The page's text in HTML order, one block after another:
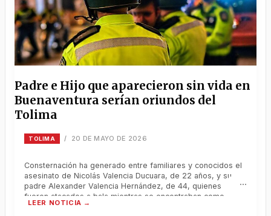
Padre e Hijo que aparecieron sin vida en
Buenaventura serían oriundos del
Tolima
TOLIMA / 20 DE MAYO DE 2026
Consternación ha generado entre familiares y conocidos el
asesinato de Nicolás Valencia Ducuara, de 22 años, y su
padre Alexander Valencia Hernández, de 44, quienes
fueron atacados a bala mientras se encontraban como
turistas en el sector de La Bocana, zona isleña de